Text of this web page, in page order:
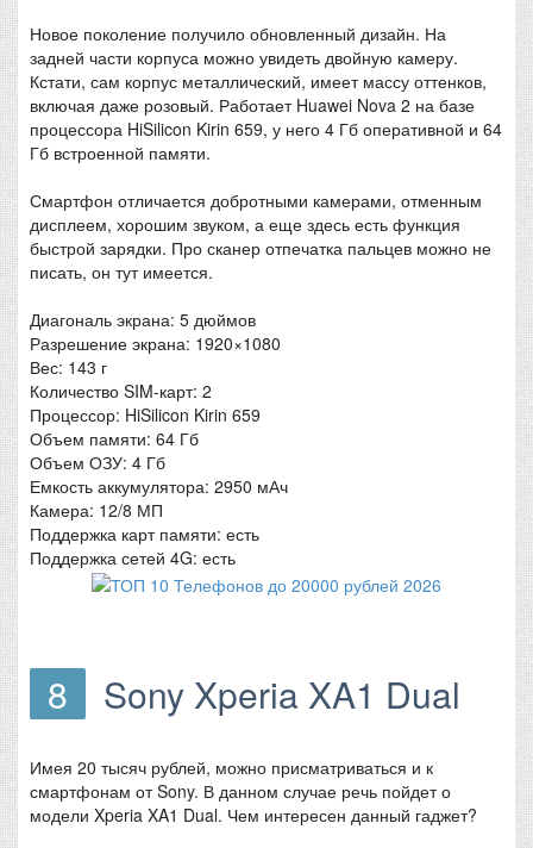
Новое поколение получило обновленный дизайн. На
задней части корпуса можно увидеть двойную камеру.
Кстати, сам корпус металлический, имеет массу оттенков,
включая даже розовый. Работает Huawei Nova 2 на базе
процессора HiSilicon Kirin 659, у него 4 Гб оперативной и 64
Гб встроенной памяти.
Смартфон отличается добротными камерами, отменным
дисплеем, хорошим звуком, а еще здесь есть функция
быстрой зарядки. Про сканер отпечатка пальцев можно не
писать, он тут имеется.
Диагональ экрана: 5 дюймов
Разрешение экрана: 1920×1080
Вес: 143 г
Количество SIM-карт: 2
Процессор: HiSilicon Kirin 659
Объем памяти: 64 Гб
Объем ОЗУ: 4 Гб
Емкость аккумулятора: 2950 мАч
Камера: 12/8 МП
Поддержка карт памяти: есть
Поддержка сетей 4G: есть
8 Sony Xperia XA1 Dual
Имея 20 тысяч рублей, можно присматриваться и к
смартфонам от Sony. В данном случае речь пойдет о
модели Xperia XA1 Dual. Чем интересен данный гаджет?